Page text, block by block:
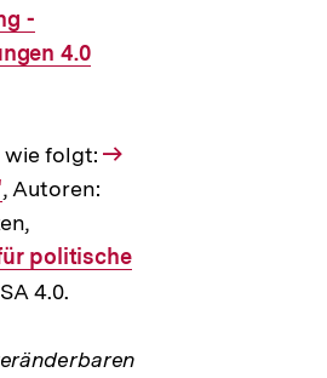
-
4.0
wie folgt:
, Autoren:
politische
4.0.